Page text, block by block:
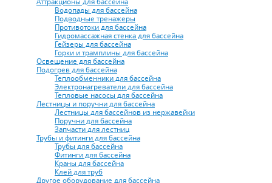
Водопады для бассейна
Подводные тренажеры
Противотоки для бассейна
Гидромассажная стенка для бассейна
Гейзеры для бассейна
Горки и трамплины для бассейна
Освещение для бассейна
Подогрев для бассейна
Теплообменники для бассейна
Электронагреватели для бассейна
Тепловые насосы для бассейна
Лестницы и поручни для бассейна
Лестницы для бассейнов из нержавейки
Поручни для бассейна
Запчасти для лестниц
Трубы и фитинги для бассейна
Трубы для бассейна
Фитинги для бассейна
Краны для бассейна
Клей для труб
Другое оборудование для бассейна